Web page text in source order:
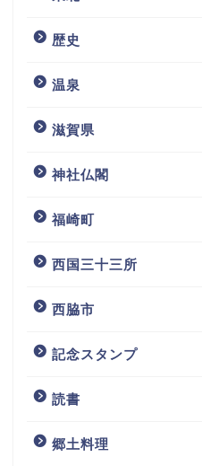
歴史
温泉
滋賀県
神社仏閣
福崎町
西国三十三所
西脇市
記念スタンプ
読書
郷土料理